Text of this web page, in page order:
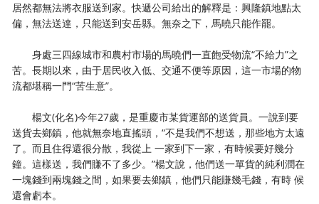
居然都無法將衣服送到家。快遞公司給出的解釋是：興隆鎮地點太
偏，無法送達，只能送到安岳縣。無奈之下，馬曉只能作罷。
身處三四線城市和農村市場的馬曉們一直飽受物流“不給力”之
苦。長期以來，由于居民收入低、交通不便等原因，這一市場的物
流都堪稱一門“苦生意”。
楊文(化名)今年27歲，是重慶市某貨運部的送貨員。一說到要
送貨去鄉鎮，他就無奈地直搖頭，“不是我們不想送，那些地方太遠
了。而且住得還很分散，我從上 一家到下一家，有時候要好幾分
鐘。這樣送，我們賺不了多少。”楊文說，他們送一單貨的純利潤在
一塊錢到兩塊錢之間，如果要去鄉鎮，他們只能賺幾毛錢，有時 候
還會虧本。